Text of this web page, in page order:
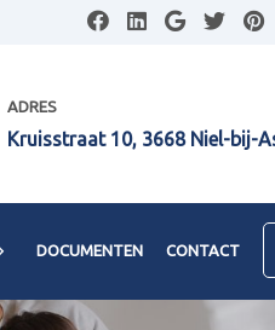
ADRES
Kruisstraat 10, 3668 Niel-bij-
DOCUMENTEN CONTACT